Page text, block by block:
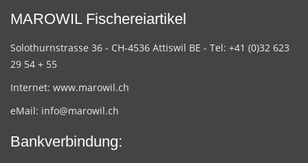
MAROWIL Fischereiartikel
Solothurnstrasse 36 - CH-4536 Attiswil BE - Tel: +41 (0)32 623
29 54 + 55
Internet: www.marowil.ch
eMail: info@marowil.ch
Bankverbindung: